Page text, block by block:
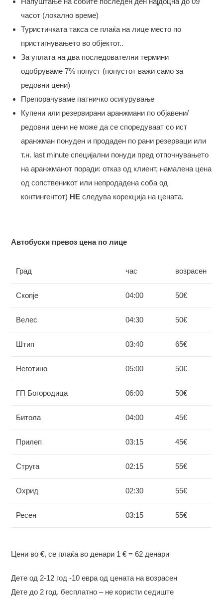
часот (локално време)
Туристичката такса се плаќа на лице место по
пристигнувањето во објектот..
За уплата на два последователни термини
одобруваме 7% попуст (попустот важи само за
редовни цени)
Препорачуваме патничко осигурување
Купени или резервирани аранжмани по објавени/
редовни цени не може да се споредуваат со ист
аранжман понуден и продаден по рани резерваци или
т.н. last minute специјални понуди пред отпочнувањето
на аранжманот поради: отказ од клиент, намалена цена
од сопственикот или непродадена соба од
контингентот) НЕ следува корекција на цената.
Автобуски превоз цена по лице
Град час возрасен
Скопје 04:00 50€
Велес 04:30 50€
Штип 03:40 65€
Неготино 05:00 50€
ГП Богородица 06:00 50€
Битола 04:00 45€
Прилеп 03:15 45€
Струга 02:15 55€
Охрид 02:30 55€
Ресен 03:15 55€
Цени во €, се плаќа во денари 1 € = 62 денари
Дете од 2-12 год -10 евра од цената на возрасен
Дете до 2 год. бесплатно – не користи седиште